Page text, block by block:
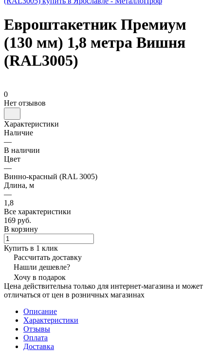
Евроштакетник Премиум
(130 мм) 1,8 метра Вишня
(RAL3005)
0
Нет отзывов
Характеристики
Наличие
—
В наличии
Цвет
—
Винно-красный (RAL 3005)
Длина, м
—
1,8
Все характеристики
169 руб.
В корзину
Купить в 1 клик
Рассчитать доставку
Нашли дешевле?
Хочу в подарок
Цена действительна только для интернет-магазина и может
отличаться от цен в розничных магазинах
Описание
Характеристики
Отзывы
Оплата
Доставка